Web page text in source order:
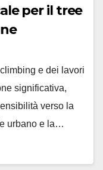
per il tree
e dei lavori
significativa,
verso la
urbano e la…